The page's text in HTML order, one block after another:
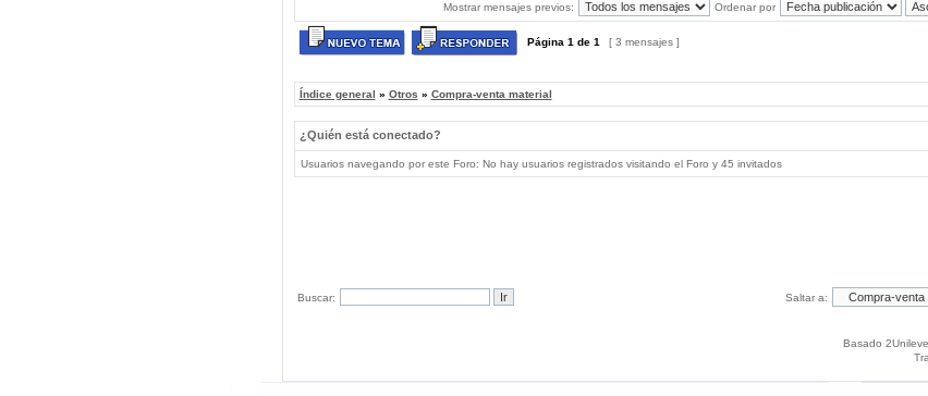
Mostrar mensajes previos: Ordenar por
Página 1 de 1 [ 3 mensajes ]
Índice general » Otros » Compra-venta material
¿Quién está conectado?
Usuarios navegando por este Foro: No hay usuarios registrados visitando el Foro y 45 invitados
Buscar: Saltar a:
Basado